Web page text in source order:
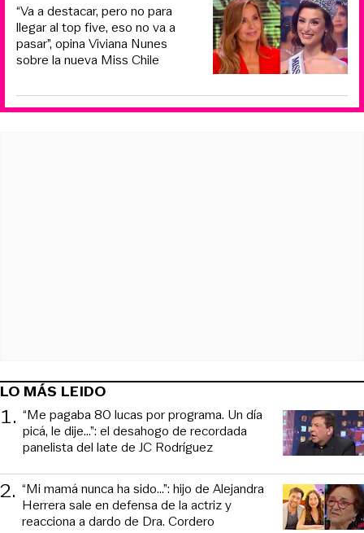
“Va a destacar, pero no para
llegar al top five, eso no va a
pasar”, opina Viviana Nunes
sobre la nueva Miss Chile
LO MÁS LEIDO
1. “Me pagaba 80 lucas por programa. Un día
picá, le dije...”: el desahogo de recordada
panelista del late de JC Rodríguez
2. “Mi mamá nunca ha sido...”: hijo de Alejandra
Herrera sale en defensa de la actriz y
reacciona a dardo de Dra. Cordero